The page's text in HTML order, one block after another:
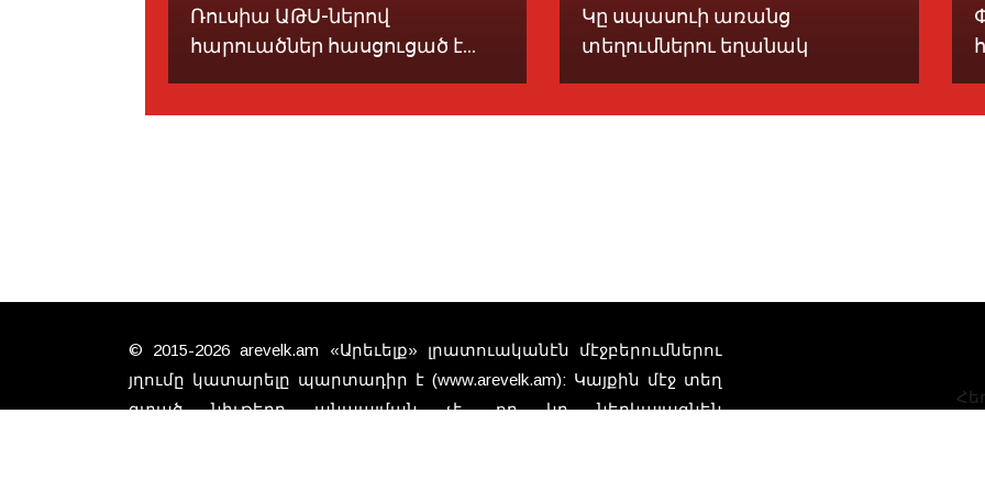
Ռուսիա ԱԹՍ-ներով
հարուածներ հասցուցած է...
Կը սպասուի առանց
տեղումներու եղանակ
© 2015-2026 arevelk.am «Արեւելք» լրատուականէն մէջբերումներու
յղումը կատարելը պարտադիր է (www.arevelk.am): Կայքին մէջ տեղ
գտած նիւթերը անպայման չէ, որ կը ներկայացնեն